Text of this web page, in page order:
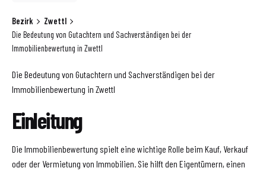
Bezirk
Zwettl
Die Bedeutung von Gutachtern und Sachverständigen bei der
Immobilienbewertung in Zwettl
Die Bedeutung von Gutachtern und Sachverständigen bei der
Immobilienbewertung in Zwettl
Einleitung
Die Immobilienbewertung spielt eine wichtige Rolle beim Kauf, Verkauf
oder der Vermietung von Immobilien. Sie hilft den Eigentümern, einen